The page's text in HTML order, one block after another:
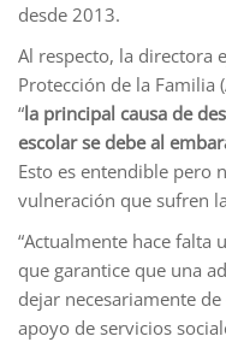
desde 2013.
Al respecto, la directora
Protección de la Familia
“la principal causa de
escolar se debe al
Esto es entendible pero
vulneración que sufren
“Actualmente hace falta
que garantice que una
dejar necesariamente
apoyo de servicios